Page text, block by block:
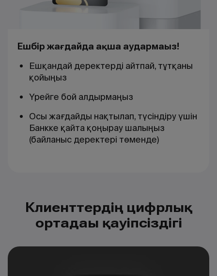
Ешбір жағдайда ақша аудармаңыз!
Ешқандай деректерді айтпай, тұтқаны
қойыңыз
Үрейге бой алдырмаңыз
Осы жағдайды нақтылап, түсіндіру үшін
Банкке қайта қоңырау шалыңыз
(байланыс деректері төменде)
Клиенттердің цифрлық
ортадағы қауіпсіздігі